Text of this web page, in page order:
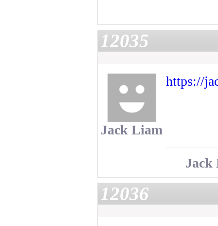
12035
Jack Liam
https://
Jack
12036